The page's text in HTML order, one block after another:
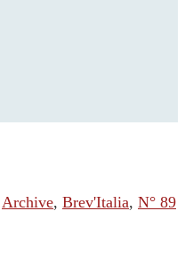
Archive, Brev'Italia, N° 89